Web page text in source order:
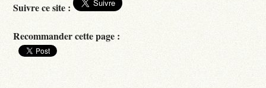
Suivre ce site :
Recommander cette page :